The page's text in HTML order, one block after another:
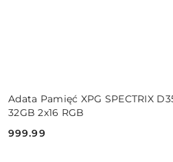
Adata Pamięć XPG SPECTRIX
32GB 2x16 RGB
Cena:
999.99